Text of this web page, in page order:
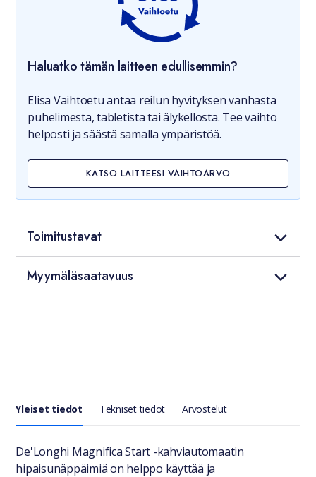
Haluatko tämän laitteen edullisemmin?
Elisa Vaihtoetu antaa reilun hyvityksen vanhasta
puhelimesta, tabletista tai älykellosta. Tee vaihto
helposti ja säästä samalla ympäristöä.
KATSO LAITTEESI VAIHTOARVO
Toimitustavat
Myymäläsaatavuus
Yleiset tiedot Tekniset tiedot Arvostelut
Yleiset tiedot
De'Longhi Magnifica Start -kahviautomaatin
hipaisunäppäimiä on helppo käyttää ja